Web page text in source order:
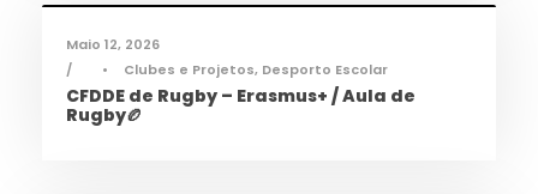
Maio 12, 2026
•
Clubes e Projetos, Desporto Escolar
CFDDE de Rugby – Erasmus+ / Aula de
Rugby🏉